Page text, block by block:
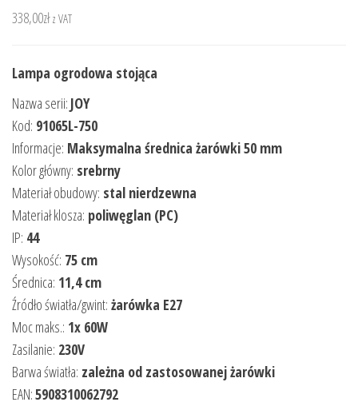
338,00zł z VAT
Lampa ogrodowa stojąca
Nazwa serii: JOY
Kod: 91065L-750
Informacje: Maksymalna średnica żarówki 50 mm
Kolor główny: srebrny
Materiał obudowy: stal nierdzewna
Materiał klosza: poliwęglan (PC)
IP: 44
Wysokość: 75 cm
Średnica: 11,4 cm
Źródło światła/gwint: żarówka E27
Moc maks.: 1x 60W
Zasilanie: 230V
Barwa światła: zależna od zastosowanej żarówki
EAN:5908310062792